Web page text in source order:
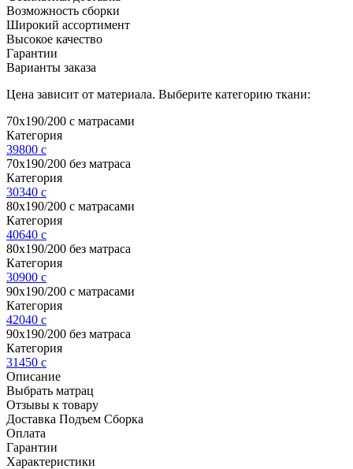
Возможность сборки
Широкий ассортимент
Высокое качество
Гарантии
Варианты заказа
Цена зависит от материала. Выберите категорию ткани:
70х190/200 с матрасами
Категория
39800 c
70х190/200 без матраса
Категория
30340 c
80х190/200 с матрасами
Категория
40640 c
80х190/200 без матраса
Категория
30900 c
90х190/200 с матрасами
Категория
42040 c
90х190/200 без матраса
Категория
31450 c
Описание
Выбрать матрац
Отзывы к товару
Доставка Подъем Сборка
Оплата
Гарантии
Характеристики